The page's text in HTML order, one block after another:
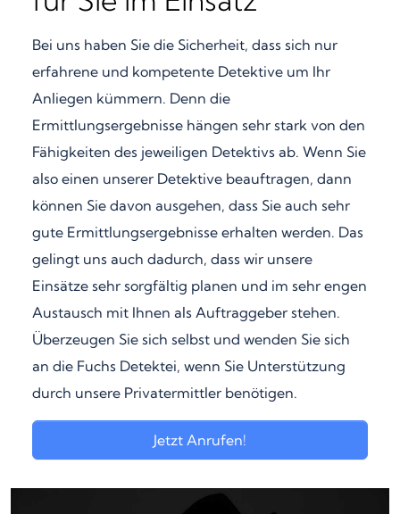
Bei uns haben Sie die Sicherheit, dass sich nur
erfahrene und kompetente Detektive um Ihr
Anliegen kümmern. Denn die
Ermittlungsergebnisse hängen sehr stark von den
Fähigkeiten des jeweiligen Detektivs ab. Wenn Sie
also einen unserer Detektive beauftragen, dann
können Sie davon ausgehen, dass Sie auch sehr
gute Ermittlungsergebnisse erhalten werden. Das
gelingt uns auch dadurch, dass wir unsere
Einsätze sehr sorgfältig planen und im sehr engen
Austausch mit Ihnen als Auftraggeber stehen.
Überzeugen Sie sich selbst und wenden Sie sich
an die Fuchs Detektei, wenn Sie Unterstützung
durch unsere Privatermittler benötigen.
Jetzt Anrufen!